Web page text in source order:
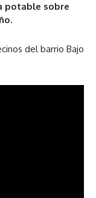
potable sobre
del barrio Bajo